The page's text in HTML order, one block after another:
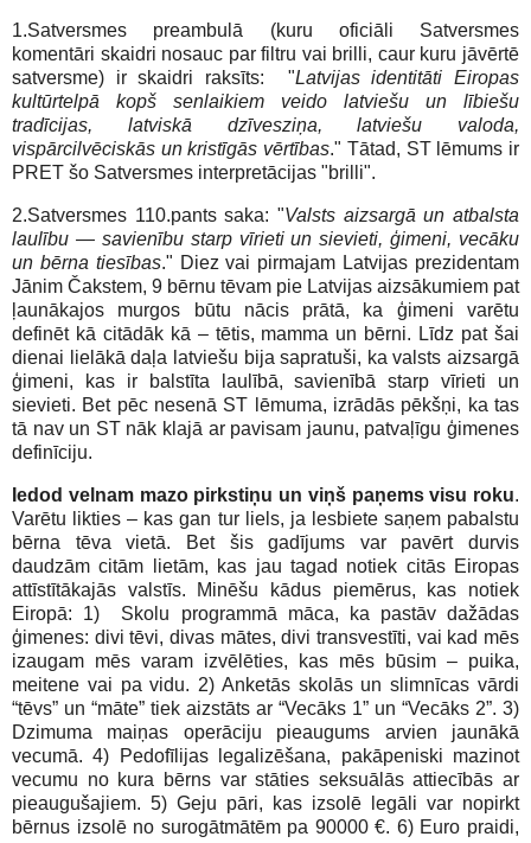
1.Satversmes preambulā (kuru oficiāli Satversmes
komentāri skaidri nosauc par filtru vai brilli, caur kuru jāvērtē
satversme) ir skaidri raksīts: "Latvijas identitāti Eiropas
kultūrtelpā kopš senlaikiem veido latviešu un lībiešu
tradīcijas, latviskā dzīvesziņa, latviešu valoda,
vispārcilvēciskās un kristīgās vērtības." Tātad, ST lēmums ir
PRET šo Satversmes interpretācijas "brilli".
2.Satversmes 110.pants saka: "Valsts aizsargā un atbalsta
laulību — savienību starp vīrieti un sievieti, ģimeni, vecāku
un bērna tiesības." Diez vai pirmajam Latvijas prezidentam
Jānim Čakstem, 9 bērnu tēvam pie Latvijas aizsākumiem pat
ļaunākajos murgos būtu nācis prātā, ka ģimeni varētu
definēt kā citādāk kā – tētis, mamma un bērni. Līdz pat šai
dienai lielākā daļa latviešu bija sapratuši, ka valsts aizsargā
ģimeni, kas ir balstīta laulībā, savienībā starp vīrieti un
sievieti. Bet pēc nesenā ST lēmuma, izrādās pēkšņi, ka tas
tā nav un ST nāk klajā ar pavisam jaunu, patvaļīgu ģimenes
definīciju.
Iedod velnam mazo pirkstiņu un viņš paņems visu roku.
Varētu likties – kas gan tur liels, ja lesbiete saņem pabalstu
bērna tēva vietā. Bet šis gadījums var pavērt durvis
daudzām citām lietām, kas jau tagad notiek citās Eiropas
attīstītākajās valstīs. Minēšu kādus piemērus, kas notiek
Eiropā: 1) Skolu programmā māca, ka pastāv dažādas
ģimenes: divi tēvi, divas mātes, divi transvestīti, vai kad mēs
izaugam mēs varam izvēlēties, kas mēs būsim – puika,
meitene vai pa vidu. 2) Anketās skolās un slimnīcas vārdi
“tēvs” un “māte” tiek aizstāts ar “Vecāks 1” un “Vecāks 2”. 3)
Dzimuma maiņas operāciju pieaugums arvien jaunākā
vecumā. 4) Pedofīlijas legalizēšana, pakāpeniski mazinot
vecumu no kura bērns var stāties seksuālās attiecībās ar
pieaugušajiem. 5) Geju pāri, kas izsolē legāli var nopirkt
bērnus izsolē no surogātmātēm pa 90000 €. 6) Euro praidi,